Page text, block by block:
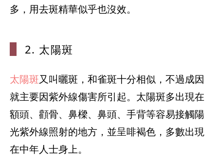
多，用去斑精華似乎也沒效。
2. 太陽斑
太陽斑又叫曬斑，和雀斑十分相似，不過成因
就主要因紫外線傷害所引起。太陽斑多出現在
額頭、顴骨、鼻樑、鼻頭、手背等容易接觸陽
光紫外線照射的地方，並呈啡褐色，多數出現
在中年人士身上。